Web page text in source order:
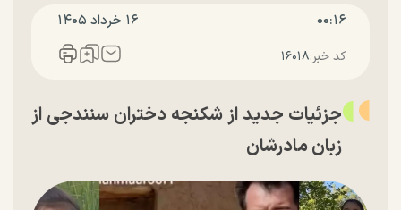
۰۰:۱۶ ۱۶ خرداد ۱۴۰۵
کد خبر:۱۶۰۱۸
جزئیات جدید از شکنجه دختران سنندجی از
زبان مادرشان